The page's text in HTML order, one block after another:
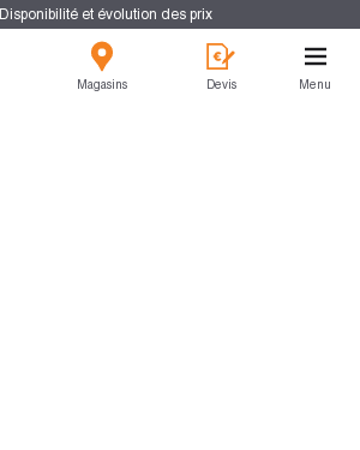
Disponibilité et évolution des prix
Magasins Devis Menu